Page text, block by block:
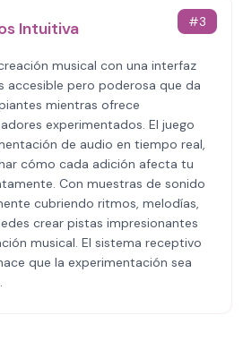
#3
Intuitiva
musical con una interfaz
accesible pero poderosa que da
mientras ofrece
experimentados. El juego
de audio en tiempo real,
cómo cada adición afecta tu
Con muestras de sonido
cubriendo ritmos, melodías,
crear pistas impresionantes
musical. El sistema receptivo
que la experimentación sea